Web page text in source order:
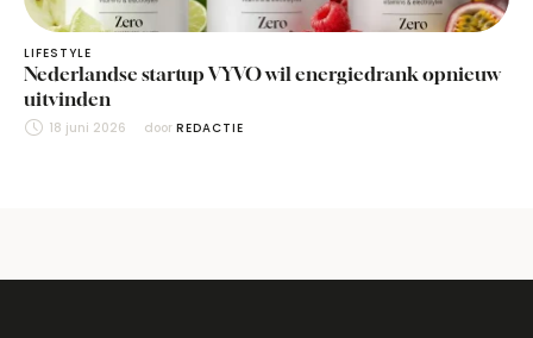
LIFESTYLE
Nederlandse startup VYVO wil energiedrank opnieuw
uitvinden
18 juni 2026 door REDACTIE